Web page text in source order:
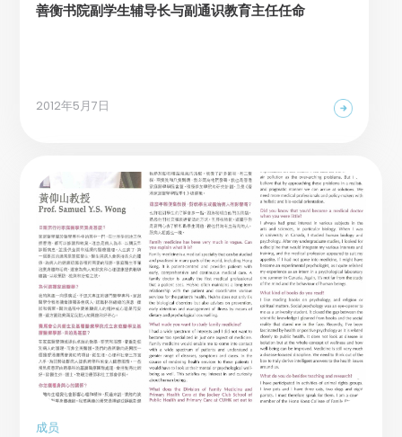
善衡书院副学生辅导长与副通识教育主任任命
2012年5月7日
成员